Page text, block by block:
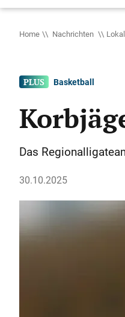
Home Nachrichten
Basketball
Das
30.10.2025